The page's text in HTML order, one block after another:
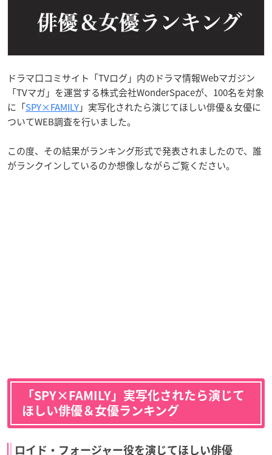
ドラマ口コミサイト「TVログ」内のドラマ情報Webマガジン
「TVマガ」を運営する株式会社WonderSpaceが、100名を対象
に「SPY×FAMILY」実写化されたら演じてほしい俳優＆女優に
ついてWEB調査を行いました。
この度、その結果がランキング形式で発表されましたので、誰
がランクインしているのか想像しながらご覧ください。
「SPY×FAMILY」実写化されたら演じて
ほしい俳優＆女優ランキング
ロイド・フォージャー役を演じてほしい俳優